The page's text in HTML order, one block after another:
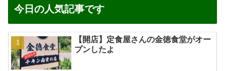
今日の人気記事です
【開店】定食屋さんの金徳食堂がオー
プンしたよ